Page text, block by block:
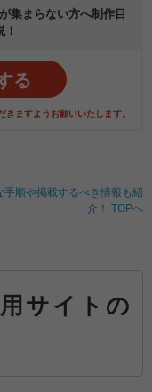
集まらない方へ制作目
る
ますようお願いいたします。
順や掲載するべき情報も紹
介！ TOPへ
サイトの